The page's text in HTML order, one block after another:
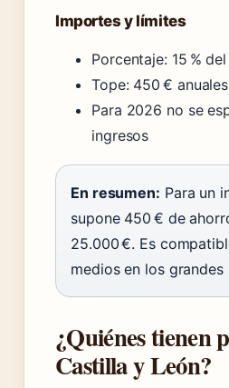
Importes y límites
Porcentaje: 15 %
Tope: 450 €
Para 2026 no se
ingresos
En resumen: Para un
supone 450 € de
25.000 €. Es
medios en los
¿Quiénes tienen
Castilla y León?